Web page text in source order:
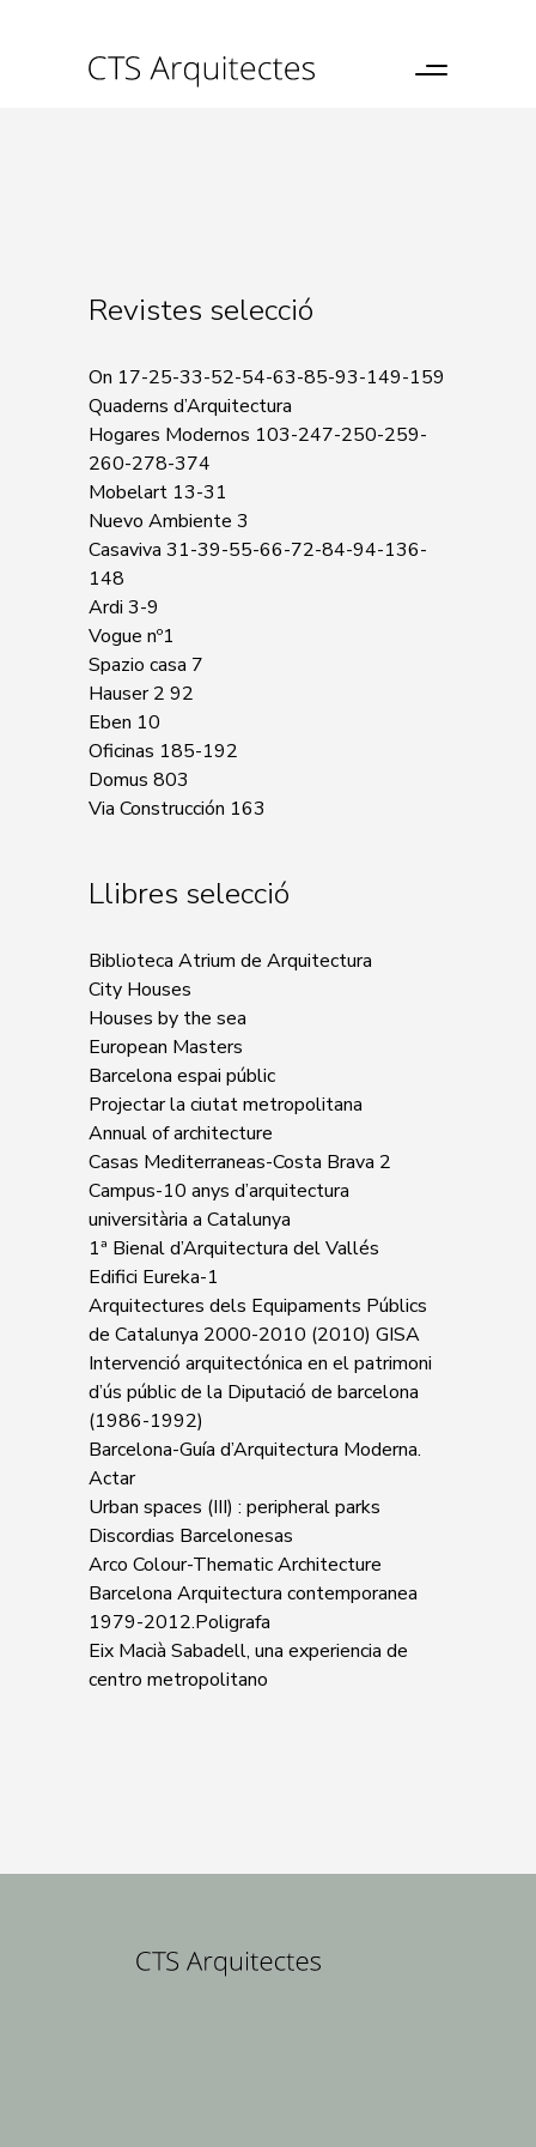
Revistes selecció
On 17-25-33-52-54-63-85-93-149-159
Quaderns d’Arquitectura
Hogares Modernos 103-247-250-259-
260-278-374
Mobelart 13-31
Nuevo Ambiente 3
Casaviva 31-39-55-66-72-84-94-136-
148
Ardi 3-9
Vogue nº1
Spazio casa 7
Hauser 2 92
Eben 10
Oficinas 185-192
Domus 803
Via Construcción 163
Llibres selecció
Biblioteca Atrium de Arquitectura
City Houses
Houses by the sea
European Masters
Barcelona espai públic
Projectar la ciutat metropolitana
Annual of architecture
Casas Mediterraneas-Costa Brava 2
Campus-10 anys d’arquitectura
universitària a Catalunya
1ª Bienal d’Arquitectura del Vallés
Edifici Eureka-1
Arquitectures dels Equipaments Públics
de Catalunya 2000-2010 (2010) GISA
Intervenció arquitectónica en el patrimoni
d’ús públic de la Diputació de barcelona
(1986-1992)
Barcelona-Guía d’Arquitectura Moderna.
Actar
Urban spaces (III) : peripheral parks
Discordias Barcelonesas
Arco Colour-Thematic Architecture
Barcelona Arquitectura contemporanea
1979-2012.Poligrafa
Eix Macià Sabadell, una experiencia de
centro metropolitano